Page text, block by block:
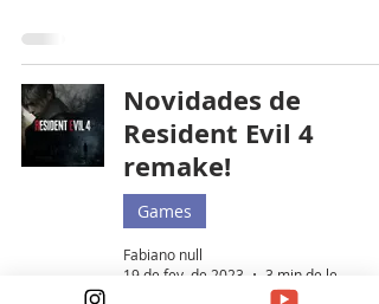
Novidades de
Resident Evil 4
remake!
Games
Fabiano null
19 de fev. de 2023